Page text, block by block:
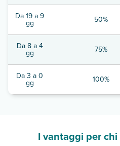
Da 19 a 9
gg 50%
Da 8 a 4
gg 75%
Da 3 a 0
gg 100%
I vantaggi per